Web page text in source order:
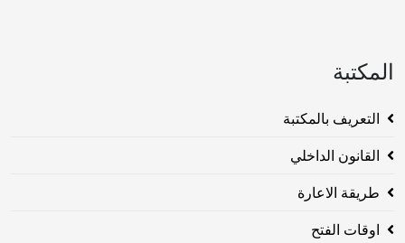
المكتبة
التعريف بالمكتبة
القانون الداخلي
طريقة الاعارة
اوقات الفتح